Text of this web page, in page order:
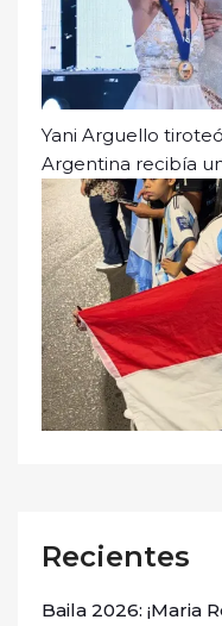
Yani Arguello
Argentina recibía
Recientes
Baila 2026: ¡Maria